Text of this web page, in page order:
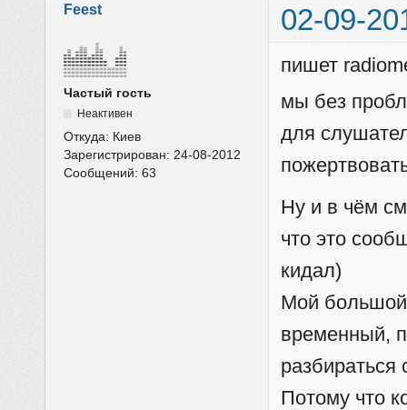
Feest 02-09-
Частый гость
Неактивен
Откуда: Киев
Зарегистрирован: 24-08-2012
Сообщений:63
пишет
мы без
для
Ну и в чём
что это
кидал)
Мой большой
временный,
разбираться
Потому что